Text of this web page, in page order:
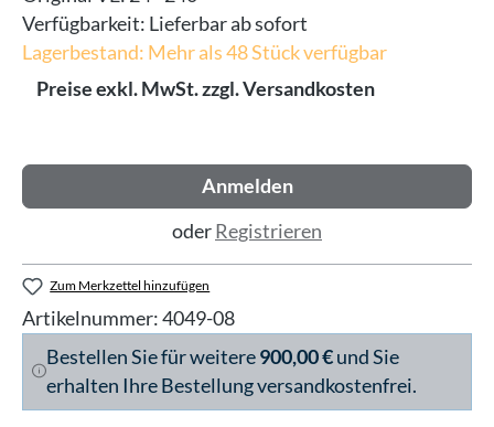
Verfügbarkeit: Lieferbar ab sofort
Lagerbestand: Mehr als 48 Stück verfügbar
Preise exkl. MwSt. zzgl. Versandkosten
Anmelden
oderRegistrieren
Zum Merkzettel hinzufügen
Artikelnummer:4049-08
Bestellen Sie für weitere900,00 €und Sie
erhalten Ihre Bestellung versandkostenfrei.